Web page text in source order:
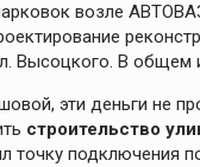
возле
Высоцкого. В
эти деньги не
строительство
точку подключения